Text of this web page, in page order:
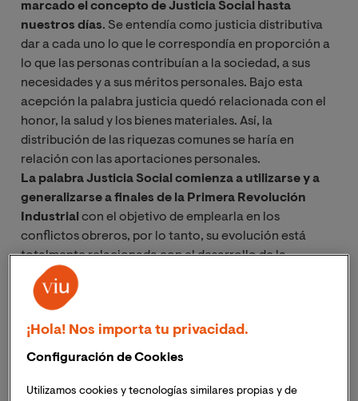
marcado el concepto de Justicia Social hasta
nuestros días. Se entendía como justicia distributiva
dar a cada uno lo que le correspondía en proporción a
lo que las personas contribuían a la sociedad, a sus
necesidades y a sus méritos personales. Bajo esta
acepción la palabra justicia quedó relacionada con el
honor, la salud y los bienes materiales. Así, la
distribución de las riquezas comunes se haría en
relación con las aportaciones personales.
La palabra Justicia Social comienza a utilizarse y a
generalizarse a finales de la Primera Revolución
Industrial con el objetivo de emplearla en los
conflictos obreros, por lo tanto, su evolución está
totalmente relacionada con el desarrollo de la
economía.
Rawl que supuso un antes y un después en el
concepto, los planteamientos de esta obra
en la distribución de los recursos entre los ciudadanos
¡Hola! Nos importa tu privacidad.
Configuración de Cookies
Utilizamos cookies y tecnologías similares propias y de